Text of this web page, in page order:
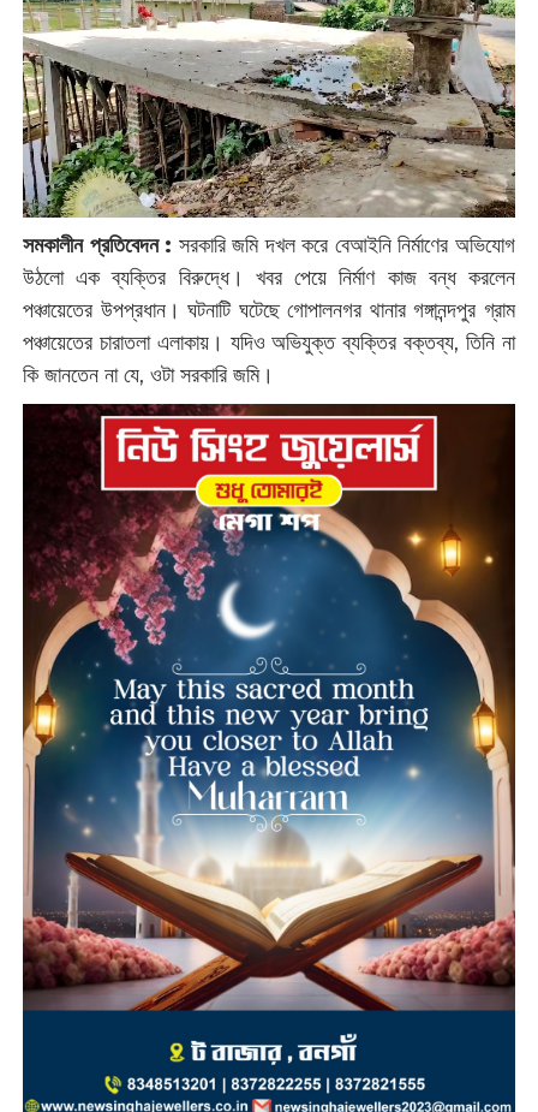
সমকালীন প্রতিবেদন : ‌সরকারি জমি দখল করে বেআইনি নির্মাণের অভিযোগ
উঠলো এক ব্যক্তির বিরুদ্ধে। খবর পেয়ে নির্মাণ কাজ বন্ধ করলেন
পঞ্চায়েতের উপপ্রধান। ঘটনাটি ঘটেছে গোপালনগর থানার গঙ্গানন্দপুর গ্রাম
পঞ্চায়েতের চারাতলা এলাকায়। যদিও অভিযুক্ত ব্যক্তির বক্তব্য, তিনি না
কি জানতেন না যে, ওটা সরকারি জমি।